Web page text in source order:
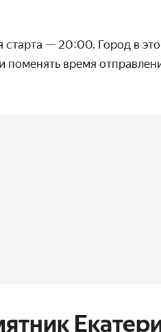
— 20:00. Город в
поменять время